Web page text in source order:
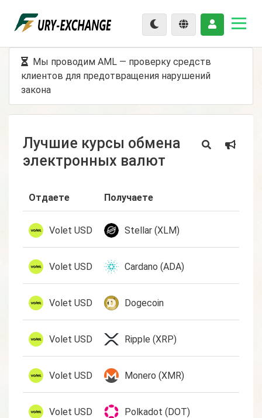
Мы проводим AML — проверку средств
клиентов для предотвращения нарушений
закона
Лучшие курсы обмена
электронных валют
Отдаете Получаете
Volet USD Stellar (XLM)
Volet USD Cardano (ADA)
Volet USD Dogecoin
Volet USD Ripple (XRP)
Volet USD Monero (XMR)
Volet USD Polkadot (DOT)